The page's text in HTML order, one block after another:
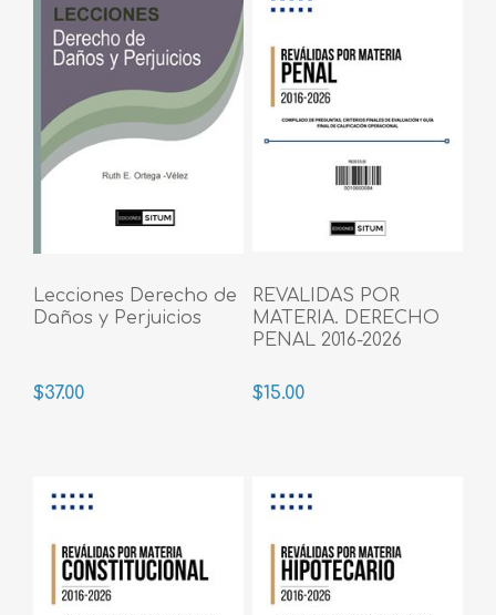
Lecciones Derecho de
Daños y Perjuicios
$37.00
REVALIDAS POR
MATERIA. DERECHO
PENAL 2016-2026
$15.00